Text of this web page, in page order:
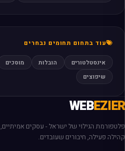
עוד בתחום תחומים נבחרים
אינסטלטורים הובלות מוסכים
שיפוצים
WEBEZIER
פלטפורמת הגילוי של ישראל - עסקים אמיתיים,
קהילה פעילה, חיבורים שעובדים.